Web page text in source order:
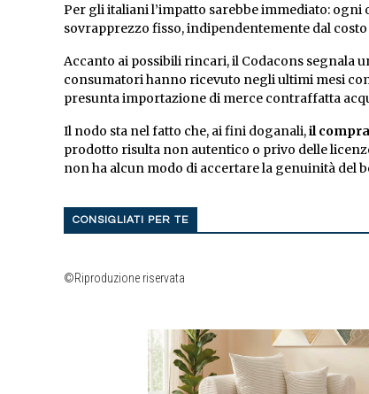
Per gli italiani l’impatto sarebbe immediato:
sovrapprezzo fisso, indipendentemente dal
Accanto ai possibili rincari, il Codacons segnala
consumatori hanno ricevuto negli ultimi mesi
presunta importazione di merce contraffatta
Il nodo sta nel fatto che, ai fini doganali,il
prodotto risulta non autentico o privo delle
non ha alcun modo di accertare la genuinità del
CONSIGLIATI PER TE
©Riproduzione riservata